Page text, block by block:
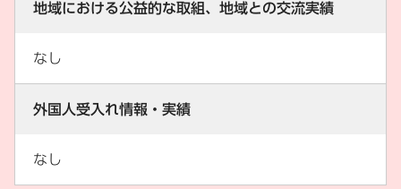
地域における公益的な取組、地域との交流実績
なし
外国人受入れ情報・実績
なし